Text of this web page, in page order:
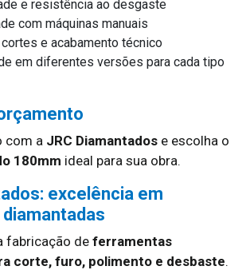
e resistência ao desgaste
com máquinas manuais
e acabamento técnico
em diferentes versões para cada tipo
com a JRC Diamantados e escolha o
180mm ideal para sua obra.
excelência em
fabricação de ferramentas
corte, furo, polimento e desbaste.